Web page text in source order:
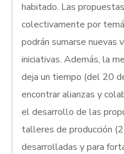
habitado. Las
colectivamente por
podrán sumarse nuevas
iniciativas. Además, la
deja un tiempo (del 20
encontrar alianzas y
el desarrollo de las
talleres de producción
desarrolladas y para